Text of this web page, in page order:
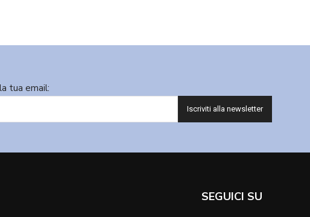
tua email:
SEGUICI SU